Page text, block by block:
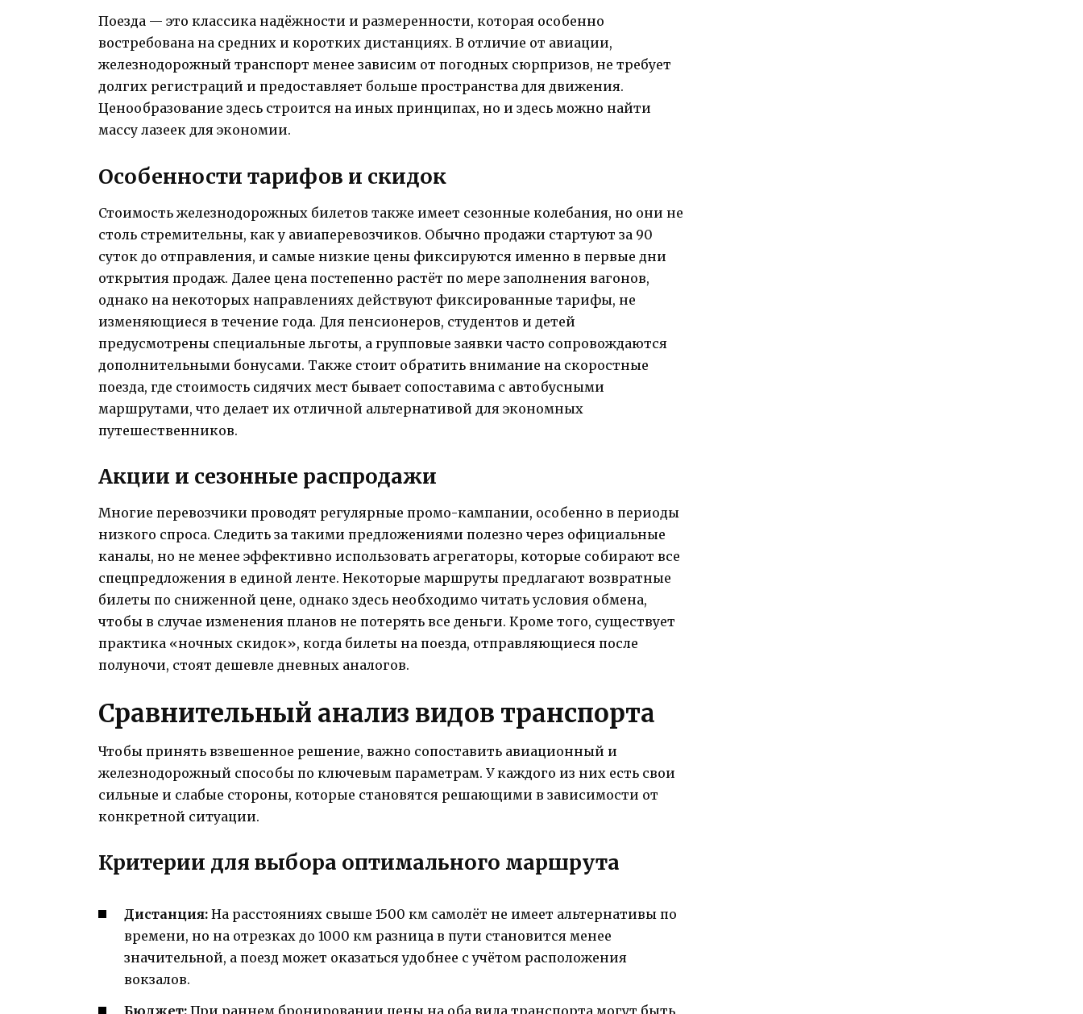
Поезда — это классика надёжности и размеренности, которая особенно
востребована на средних и коротких дистанциях. В отличие от авиации,
железнодорожный транспорт менее зависим от погодных сюрпризов, не требует
долгих регистраций и предоставляет больше пространства для движения.
Ценообразование здесь строится на иных принципах, но и здесь можно найти
массу лазеек для экономии.
Особенности тарифов и скидок
Стоимость железнодорожных билетов также имеет сезонные колебания, но они не
столь стремительны, как у авиаперевозчиков. Обычно продажи стартуют за 90
суток до отправления, и самые низкие цены фиксируются именно в первые дни
открытия продаж. Далее цена постепенно растёт по мере заполнения вагонов,
однако на некоторых направлениях действуют фиксированные тарифы, не
изменяющиеся в течение года. Для пенсионеров, студентов и детей
предусмотрены специальные льготы, а групповые заявки часто сопровождаются
дополнительными бонусами. Также стоит обратить внимание на скоростные
поезда, где стоимость сидячих мест бывает сопоставима с автобусными
маршрутами, что делает их отличной альтернативой для экономных
путешественников.
Акции и сезонные распродажи
Многие перевозчики проводят регулярные промо-кампании, особенно в периоды
низкого спроса. Следить за такими предложениями полезно через официальные
каналы, но не менее эффективно использовать агрегаторы, которые собирают все
спецпредложения в единой ленте. Некоторые маршруты предлагают возвратные
билеты по сниженной цене, однако здесь необходимо читать условия обмена,
чтобы в случае изменения планов не потерять все деньги. Кроме того, существует
практика «ночных скидок», когда билеты на поезда, отправляющиеся после
полуночи, стоят дешевле дневных аналогов.
Сравнительный анализ видов транспорта
Чтобы принять взвешенное решение, важно сопоставить авиационный и
железнодорожный способы по ключевым параметрам. У каждого из них есть свои
сильные и слабые стороны, которые становятся решающими в зависимости от
конкретной ситуации.
Критерии для выбора оптимального маршрута
Дистанция: На расстояниях свыше 1500 км самолёт не имеет альтернативы по
времени, но на отрезках до 1000 км разница в пути становится менее
значительной, а поезд может оказаться удобнее с учётом расположения
вокзалов.
Бюджет: При раннем бронировании цены на оба вида транспорта могут быть